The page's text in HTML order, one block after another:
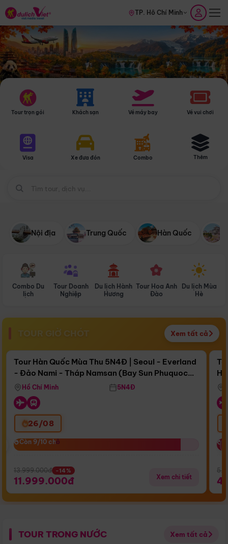
TP. Hồ Chí Minh
Tour trọn gói Khách sạn Vé máy bay Vé vui chơi
Visa Xe đưa đón Combo Thêm
Nội địa Trung Quốc Hàn Quốc
Combo Du
lịch
Tour Doanh
Nghiệp
Du lịch Hành
Hương
Tour Hoa Anh
Đào
Du lịch Mùa
Hè
TOUR GIỜ CHÓT Xem tất cả
Còn17 ngày 05:10:34
Bay Sun Phuquoc Airways
Điểm nổi bật
Tour Hàn Quốc Mùa Thu 5N4Đ | Seoul - Everland
- Đảo Nami - Tháp Namsan (Bay Sun Phuquoc
Airways)
Hồ Chí Minh 5N4Đ
26/08
Còn 9/10 chỗ
Còn 9/10 chỗ
13.999.000đ -14%
11.999.000đ Xem chi tiết
TOUR TRONG NƯỚC Xem tất cả
Điểm nổi bật